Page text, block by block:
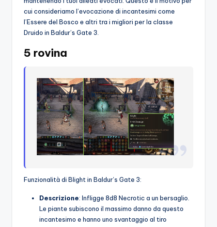
cui consideriamo l’evocazione di incantesimi come
l’Essere del Bosco e altri tra i migliori per la classe
Druido in Baldur’s Gate 3.
5 rovina
Funzionalità di Blight in Baldur’s Gate 3:
Descrizione: Infligge 8d8 Necrotic a un bersaglio.
Le piante subiscono il massimo danno da questo
incantesimo e hanno uno svantaggio al tiro